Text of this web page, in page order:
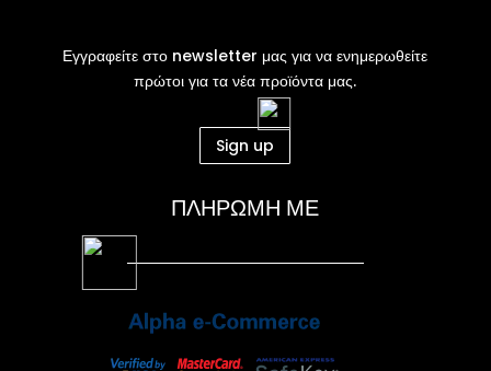
Εγγραφείτε στο newsletter μας για να ενημερωθείτε
πρώτοι για τα νέα προϊόντα μας.
Sign up
ΠΛΗΡΩΜΗ ΜΕ